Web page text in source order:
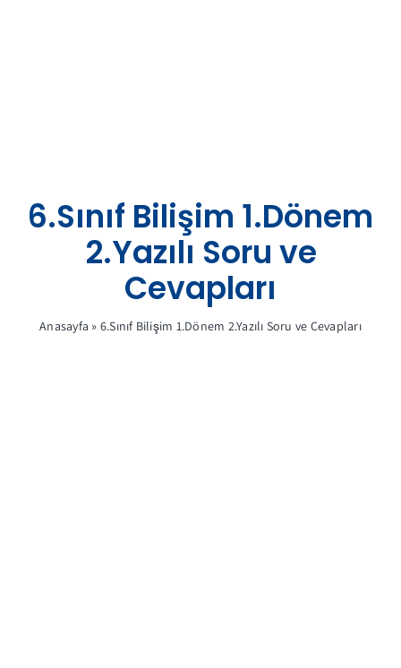
6.Sınıf Bilişim 1.Dönem
2.Yazılı Soru ve
Cevapları
Anasayfa » 6.Sınıf Bilişim 1.Dönem 2.Yazılı Soru ve Cevapları